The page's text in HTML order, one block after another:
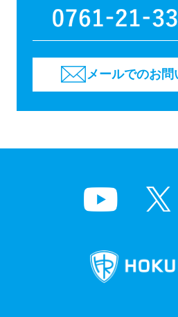
メールでのお問